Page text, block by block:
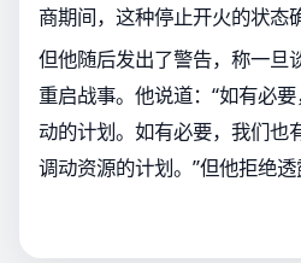
商期间，这种停止开火的状态
但他随后发出了警告，称一旦
重启战事。他说道：“如有必
动的计划。如有必要，我们也
调动资源的计划。”但他拒绝透